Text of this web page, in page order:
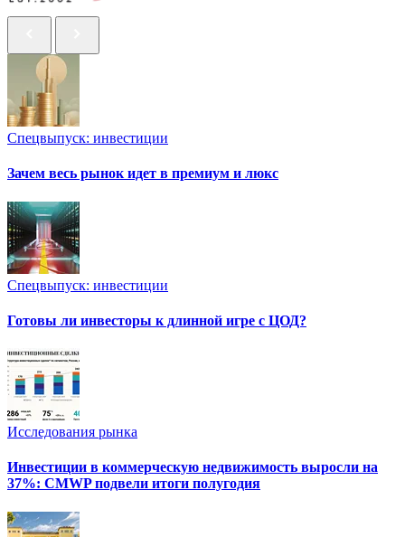
Спецвыпуск: инвестиции
Зачем весь рынок идет в премиум и люкс
Спецвыпуск: инвестиции
Готовы ли инвесторы к длинной игре с ЦОД?
Исследования рынка
Инвестиции в коммерческую недвижимость выросли на
37%: CMWP подвели итоги полугодия